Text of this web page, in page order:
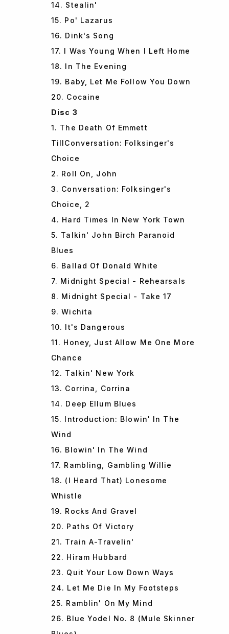
14. Stealin'
15. Po' Lazarus
16. Dink's Song
17. I Was Young When I Left Home
18. In The Evening
19. Baby, Let Me Follow You Down
20. Cocaine
Disc 3
1. The Death Of Emmett
TillConversation: Folksinger's
Choice
2. Roll On, John
3. Conversation: Folksinger's
Choice, 2
4. Hard Times In New York Town
5. Talkin' John Birch Paranoid
Blues
6. Ballad Of Donald White
7. Midnight Special - Rehearsals
8. Midnight Special - Take 17
9. Wichita
10. It's Dangerous
11. Honey, Just Allow Me One More
Chance
12. Talkin' New York
13. Corrina, Corrina
14. Deep Ellum Blues
15. Introduction: Blowin' In The
Wind
16. Blowin' In The Wind
17. Rambling, Gambling Willie
18. (I Heard That) Lonesome
Whistle
19. Rocks And Gravel
20. Paths Of Victory
21. Train A-Travelin'
22. Hiram Hubbard
23. Quit Your Low Down Ways
24. Let Me Die In My Footsteps
25. Ramblin' On My Mind
26. Blue Yodel No. 8 (Mule Skinner